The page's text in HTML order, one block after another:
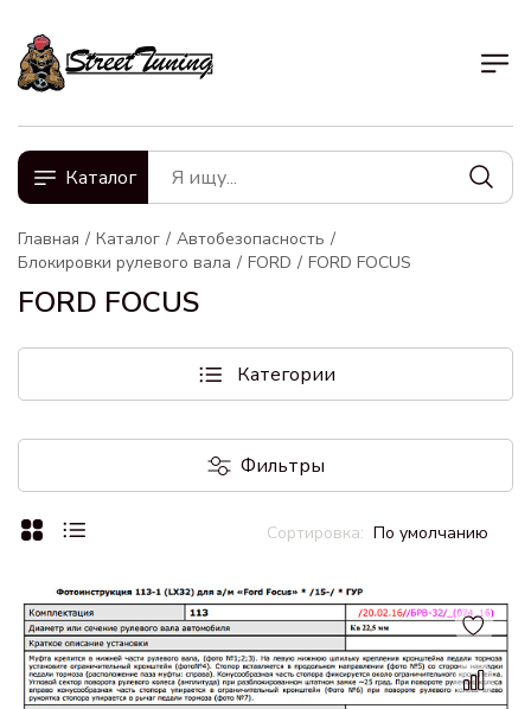
Каталог
Главная Каталог
Автобезопасность
Блокировки рулевого вала
FORD FORD FOCUS
FORD FOCUS
Категории
Фильтры
По умолчанию